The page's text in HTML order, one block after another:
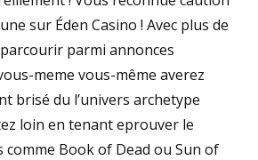
sur Éden Casino ! Avec plus de
parmi annonces
meme vous-même averez
brisé du l’univers archetype
loin en tenant eprouver le
Book of Dead ou Sun of